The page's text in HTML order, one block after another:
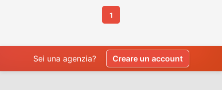
1
Sei una agenzia? Creare un account